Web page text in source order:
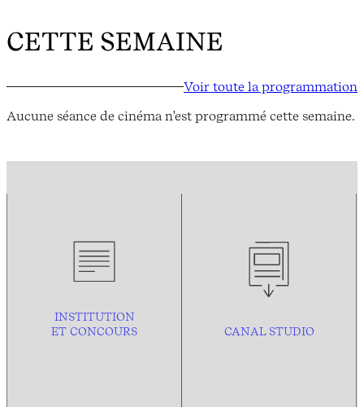
CETTE SEMAINE
Voir toute la programmation
Aucune séance de cinéma n'est programmé cette semaine.
INSTITUTION
ET CONCOURS
CANAL STUDIO